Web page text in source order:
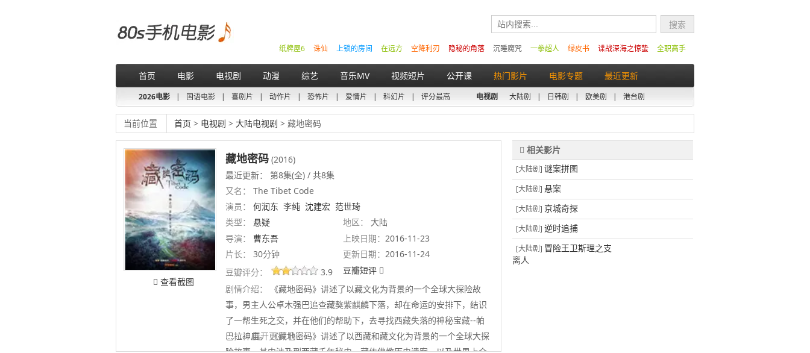
全职高手
谍战深海之惊蛰
绿皮书
一拳超人
沉睡魔咒
隐秘的角落
空降利刃
在远方
上锁的房间
诛仙
纸牌屋6
首页 电影 电视剧 动漫 综艺 音乐MV 视频短片 公开课 热门影片 电影专题 最近更新
2026电影 | 国语电影 | 喜剧片 | 动作片 | 恐怖片 | 爱情片 | 科幻片 | 评分最高 电视剧 大陆剧 | 日韩剧 | 欧美剧 | 港台剧
当前位置 首页 > 电视剧 > 大陆电视剧 > 藏地密码
查看截图
藏地密码 (2016)
最近更新： 第8集(全) / 共8集
又名：
The Tibet Code
演员：
何润东 李纯 沈建宏 范世琦
类型：
悬疑 地区：
大陆
导演：
曹东吾 上映日期： 2016-11-23
片长：
30分钟 更新日期： 2016-11-24
豆瓣评分：
3.9
豆瓣短评
剧情介绍：
《藏地密码》讲述了以藏文化为背景的一个全球大探险故
事，男主人公卓木强巴追查藏獒紫麒麟下落，却在命运的安排下，结识
了一帮生死之交，并在他们的帮助下，去寻找西藏失落的神秘宝藏--帕
巴拉神庙。 《藏地密码》讲述了以西藏和藏文化为背景的一个全球大探
.......... 展开更多
相关影片
[大陆剧] 谜案拼图
[大陆剧] 悬案
[大陆剧] 京城奇探
[大陆剧] 逆时追捕
[大陆剧] 冒险王卫斯理之支
离人